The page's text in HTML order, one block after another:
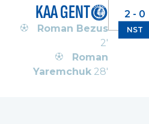
KAA GENT
Roman Bezus
2'
Roman
Yaremchuk 28'
2 - 0
NST